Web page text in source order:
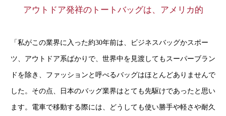
アウトドア発祥のトートバッグは、アメリカ的
「私がこの業界に入った約30年前は、ビジネスバッグかスポー
ツ、アウトドア系ばかりで、世界中を見渡してもスーパーブラン
ドを除き、ファッションと呼べるバッグはほとんどありませんで
した。その点、日本のバッグ業界はとても先駆けであったと思い
ます。電車で移動する際には、どうしても使い勝手や軽さや耐久